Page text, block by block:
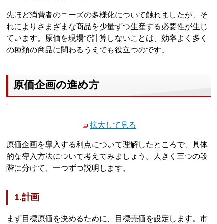
先ほど消費者のニーズの多様化について触れましたが、そ
れによりさまざまな商品を少量ずつ生産する必要性が生じ
ています。原価を現場で計算しないことは、効率よく多く
の種類の商品に関わるうえでも役立つのです。
原価企画の進め方
拡大して見る
原価企画を導入する利点について理解したところで、具体
的な導入方法について考えてみましょう。大きく三つの段
階に分けて、一つずつ説明します。
1.計画
まず目標原価を決めるために、目標売価を設定します。市